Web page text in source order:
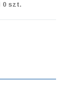
0 szt.